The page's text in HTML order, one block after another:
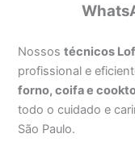
Nossostécnicos
profissional e
forno, coifa e
todo o cuidado e
São Paulo.